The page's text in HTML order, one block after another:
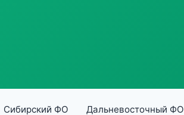
Сибирский ФО Дальневосточный ФО